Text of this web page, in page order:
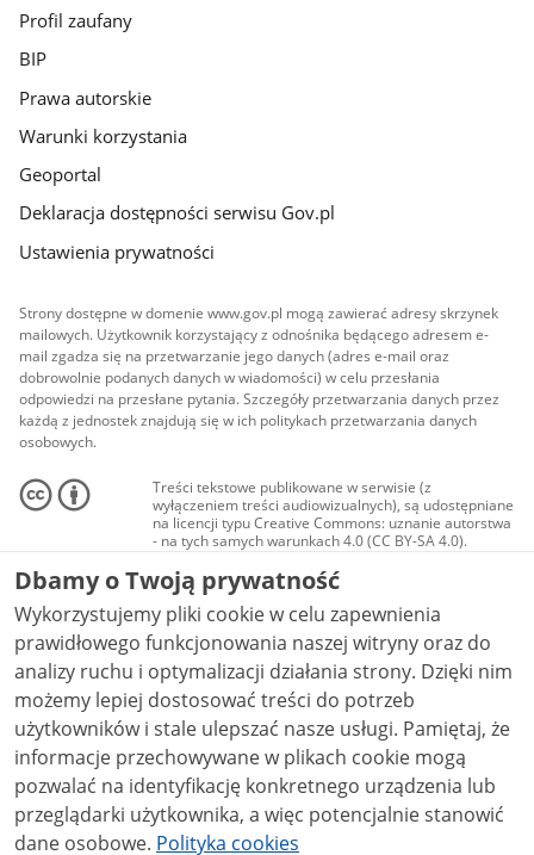
Profil zaufany
BIP
Prawa autorskie
Warunki korzystania
Geoportal
Deklaracja dostępności serwisu Gov.pl
Ustawienia prywatności
Strony dostępne w domenie www.gov.pl mogą zawierać adresy skrzynek
mailowych. Użytkownik korzystający z odnośnika będącego adresem e-
mail zgadza się na przetwarzanie jego danych (adres e-mail oraz
dobrowolnie podanych danych w wiadomości) w celu przesłania
odpowiedzi na przesłane pytania. Szczegóły przetwarzania danych przez
każdą z jednostek znajdują się w ich politykach przetwarzania danych
osobowych.
Treści tekstowe publikowane w serwisie (z
wyłączeniem treści audiowizualnych), są udostępniane
na licencji typu Creative Commons: uznanie autorstwa
- na tych samych warunkach 4.0 (CC BY-SA 4.0).
Materiały audiowizualne, w tym zdjęcia, materiały
audio i wideo, są udostępniane na licencji typu
Creative Commons: uznanie autorstwa użycie
niekomercyjne - bez utworów zależnych 4.0 (CC BY-
NC-ND 4.0), o ile nie jest to stwierdzone inaczej.
Dbamy o Twoją prywatność
Wykorzystujemy pliki cookie w celu zapewnienia
prawidłowego funkcjonowania naszej witryny oraz do
analizy ruchu i optymalizacji działania strony. Dzięki nim
możemy lepiej dostosować treści do potrzeb
użytkowników i stale ulepszać nasze usługi. Pamiętaj, że
informacje przechowywane w plikach cookie mogą
pozwalać na identyfikację konkretnego urządzenia lub
przeglądarki użytkownika, a więc potencjalnie stanowić
dane osobowe. Polityka cookies